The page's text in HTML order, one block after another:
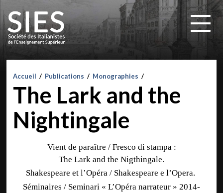
Accueil / Publications / Monographies /
The Lark and the
Nightingale
Vient de paraître / Fresco di stampa :
The Lark and the Nigthingale.
Shakespeare et l’Opéra / Shakespeare e l’Opera.
Séminaires / Seminari « L’Opéra narrateur » 2014-